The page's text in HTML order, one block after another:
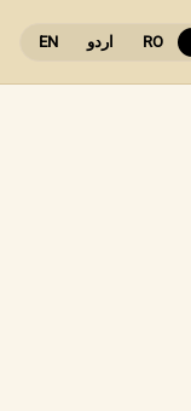
EN اردو RO